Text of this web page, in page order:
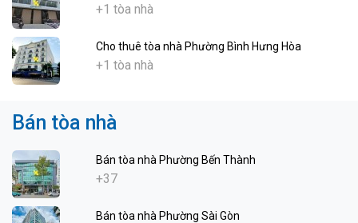
+1 tòa nhà
Cho thuê tòa nhà Phường Bình Hưng Hòa
+1 tòa nhà
Bán tòa nhà
Bán tòa nhà Phường Bến Thành
+37
Bán tòa nhà Phường Sài Gòn